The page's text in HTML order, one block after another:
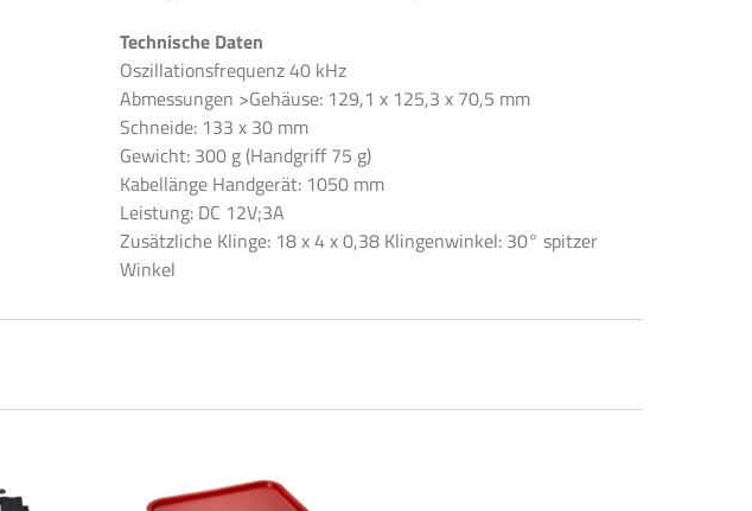
Technische Daten
Oszillationsfrequenz 40 kHz
Abmessungen >Gehäuse: 129,1 x 125,3 x 70,5 mm
Schneide: 133 x 30 mm
Gewicht: 300 g (Handgriff 75 g)
Kabellänge Handgerät: 1050 mm
Leistung: DC 12V;3A
Zusätzliche Klinge: 18 x 4 x 0,38 Klingenwinkel: 30° spitzer
Winkel